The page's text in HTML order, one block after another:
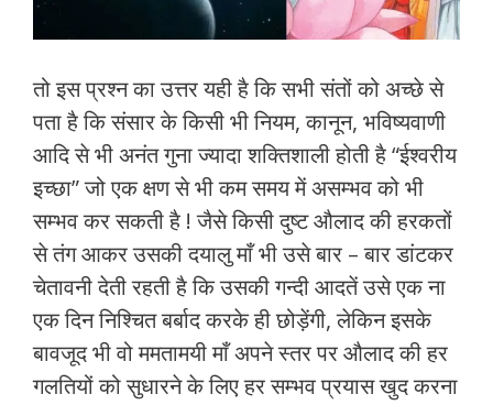
तो इस प्रश्न का उत्तर यही है कि सभी संतों को अच्छे से
पता है कि संसार के किसी भी नियम, कानून, भविष्यवाणी
आदि से भी अनंत गुना ज्यादा शक्तिशाली होती है “ईश्वरीय
इच्छा” जो एक क्षण से भी कम समय में असम्भव को भी
सम्भव कर सकती है ! जैसे किसी दुष्ट औलाद की हरकतों
से तंग आकर उसकी दयालु माँ भी उसे बार – बार डांटकर
चेतावनी देती रहती है कि उसकी गन्दी आदतें उसे एक ना
एक दिन निश्चित बर्बाद करके ही छोड़ेंगी, लेकिन इसके
बावजूद भी वो ममतामयी माँ अपने स्तर पर औलाद की हर
गलतियों को सुधारने के लिए हर सम्भव प्रयास खुद करना